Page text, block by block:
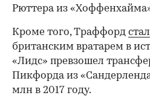
Рюттера из
Кроме того, Траффорд стал
британским вратарем в
«Лидс» превзошел
Пикфорда из
млн в 2017 году.